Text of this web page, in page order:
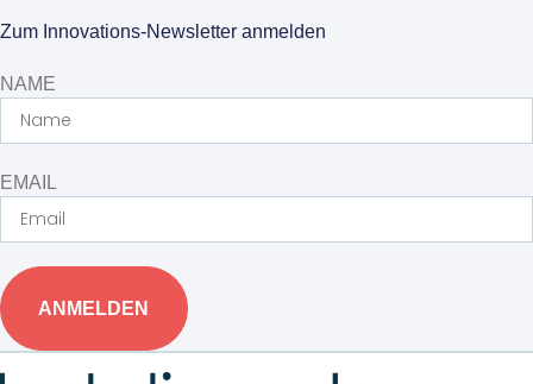
Zum Innovations-Newsletter anmelden
NAME
EMAIL
ANMELDEN